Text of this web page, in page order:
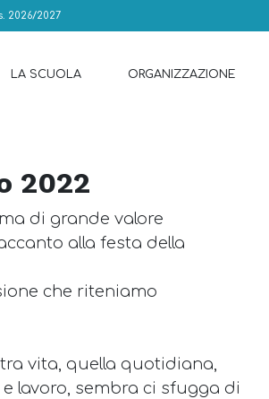
2026/2027
LA SCUOLA ORGANIZZAZIONE
2022
di grande valore
alla festa della
che riteniamo
vita, quella quotidiana,
lavoro, sembra ci sfugga di